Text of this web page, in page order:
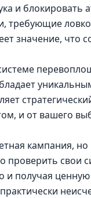
и
требующие
значение, что
и от вашего
кампания,
проверить свои
и получая